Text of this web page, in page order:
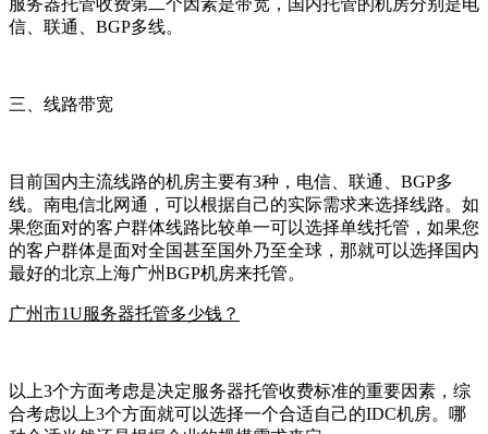
信、联通、BGP多线。
三、线路带宽
目前国内主流线路的机房主要有3种，电信、联通、BGP多
线。南电信北网通，可以根据自己的实际需求来选择线路。如
果您面对的客户群体线路比较单一可以选择单线托管，如果您
的客户群体是面对全国甚至国外乃至全球，那就可以选择国内
最好的北京上海广州BGP机房来托管。
广州市1U服务器托管多少钱？
以上3个方面考虑是决定服务器托管收费标准的重要因素，综
合考虑以上3个方面就可以选择一个合适自己的IDC机房。哪